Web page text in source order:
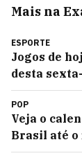
Mais na
ESPORTE
Jogos de
desta
POP
Veja o
Brasil até o